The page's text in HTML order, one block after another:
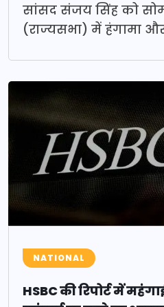
सांसद संजय सिंह को
(राज्यसभा) में हंगामा
NATIONAL
HSBC की रिपोर्ट में